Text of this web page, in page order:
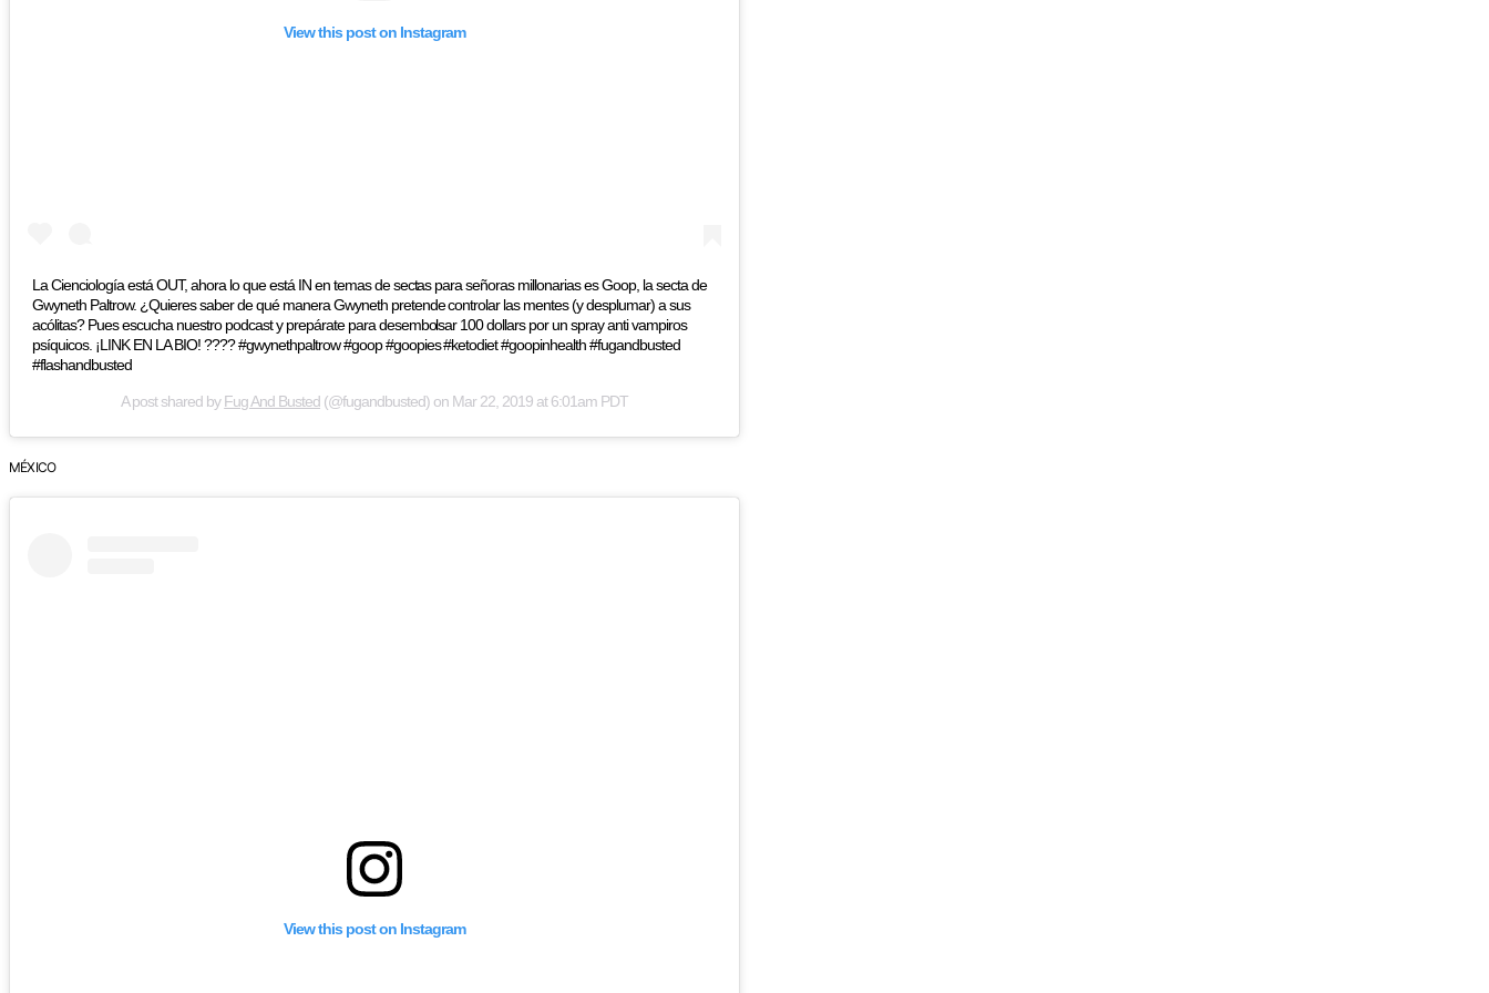
View this post on Instagram
La Cienciología está OUT, ahora lo que está IN en temas de sectas para señoras millonarias es Goop, la secta de
Gwyneth Paltrow. ¿Quieres saber de qué manera Gwyneth pretende controlar las mentes (y desplumar) a sus
acólitas? Pues escucha nuestro podcast y prepárate para desembolsar 100 dollars por un spray anti vampiros
psíquicos. ¡LINK EN LA BIO! ???? #gwynethpaltrow #goop #goopies #ketodiet #goopinhealth #fugandbusted
#flashandbusted
A post shared byFug And Busted (@fugandbusted) on Mar 22, 2019 at 6:01am PDT
MÉXICO
View this post on Instagram